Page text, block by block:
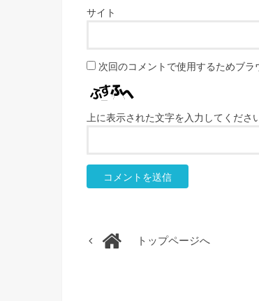
サイト
次回のコメントで使用するためブラ
上に表示された文字を入力してくださ
トップページへ